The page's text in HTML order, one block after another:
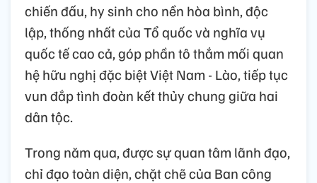
chiến đấu, hy sinh cho nền hòa bình, độc
lập, thống nhất của Tổ quốc và nghĩa vụ
quốc tế cao cả, góp phần tô thắm mối quan
hệ hữu nghị đặc biệt Việt Nam - Lào, tiếp tục
vun đắp tình đoàn kết thủy chung giữa hai
dân tộc.
Trong năm qua, được sự quan tâm lãnh đạo,
chỉ đạo toàn diện, chặt chẽ của Ban công